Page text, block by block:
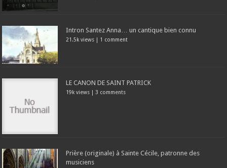
Intron Santez Anna… un cantique bien connu
21.5k views | 1 comment
LE CANON DE SAINT PATRICK
19k views | 3 comments
Prière (originale) à Sainte Cécile, patronne des
musiciens